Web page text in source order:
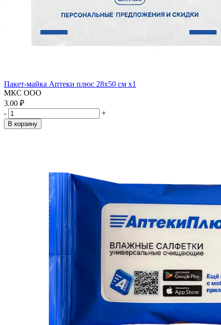
Пакет-майка Аптеки плюс 28х50 см x1
МКС ООО
3.00 ₽
-
+
В корзину